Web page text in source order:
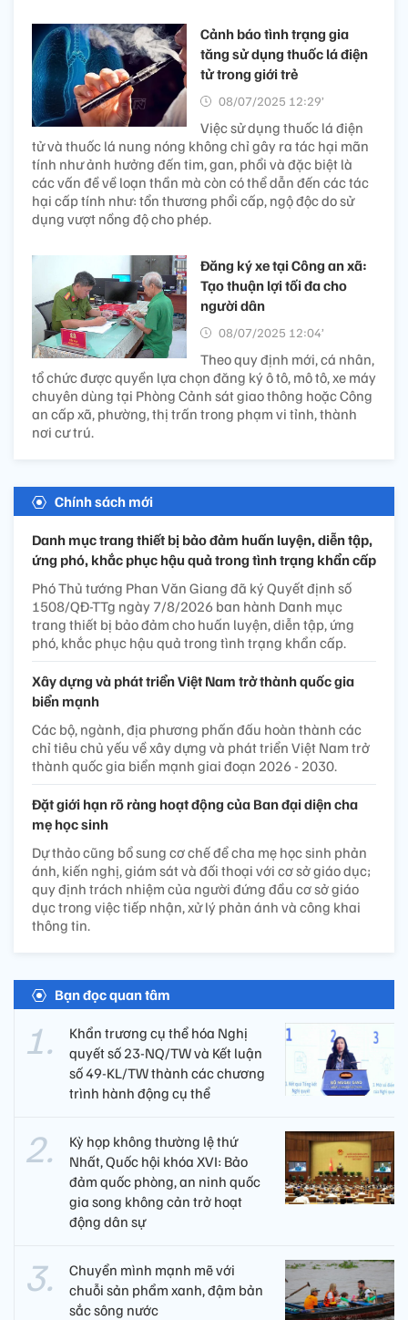
Cảnh báo tình trạng gia
tăng sử dụng thuốc lá điện
tử trong giới trẻ
08/07/2025 12:29’
Việc sử dụng thuốc lá điện
tử và thuốc lá nung nóng không chỉ gây ra tác hại mãn
tính như ảnh hưởng đến tim, gan, phổi và đặc biệt là
các vấn đề về loạn thần mà còn có thể dẫn đến các tác
hại cấp tính như: tổn thương phổi cấp, ngộ độc do sử
dụng vượt nồng độ cho phép.
Đăng ký xe tại Công an xã:
Tạo thuận lợi tối đa cho
người dân
08/07/2025 12:04’
Theo quy định mới, cá nhân,
tổ chức được quyền lựa chọn đăng ký ô tô, mô tô, xe máy
chuyên dùng tại Phòng Cảnh sát giao thông hoặc Công
an cấp xã, phường, thị trấn trong phạm vi tỉnh, thành
nơi cư trú.
Chính sách mới
Danh mục trang thiết bị bảo đảm huấn luyện, diễn tập,
ứng phó, khắc phục hậu quả trong tình trạng khẩn cấp
Phó Thủ tướng Phan Văn Giang đã ký Quyết định số
1508/QĐ-TTg ngày 7/8/2026 ban hành Danh mục
trang thiết bị bảo đảm cho huấn luyện, diễn tập, ứng
phó, khắc phục hậu quả trong tình trạng khẩn cấp.
Xây dựng và phát triển Việt Nam trở thành quốc gia
biển mạnh
Các bộ, ngành, địa phương phấn đấu hoàn thành các
chỉ tiêu chủ yếu về xây dựng và phát triển Việt Nam trở
thành quốc gia biển mạnh giai đoạn 2026 - 2030.
Đặt giới hạn rõ ràng hoạt động của Ban đại diện cha
mẹ học sinh
Dự thảo cũng bổ sung cơ chế để cha mẹ học sinh phản
ánh, kiến nghị, giám sát và đối thoại với cơ sở giáo dục;
quy định trách nhiệm của người đứng đầu cơ sở giáo
dục trong việc tiếp nhận, xử lý phản ánh và công khai
thông tin.
Bạn đọc quan tâm
Khẩn trương cụ thể hóa Nghị
quyết số 23-NQ/TW và Kết luận
số 49-KL/TW thành các chương
trình hành động cụ thể
Kỳ họp không thường lệ thứ
Nhất, Quốc hội khóa XVI: Bảo
đảm quốc phòng, an ninh quốc
gia song không cản trở hoạt
động dân sự
Chuyển mình mạnh mẽ với
chuỗi sản phẩm xanh, đậm bản
sắc sông nước